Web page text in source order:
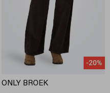
-20%
ONLY BROEK